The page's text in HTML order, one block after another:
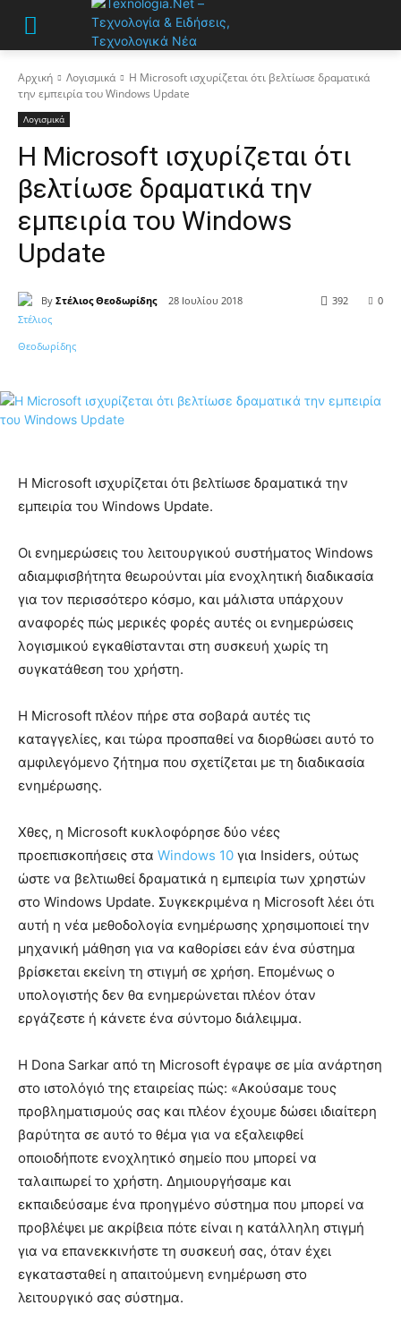
Αρχική Λογισμικά
Η Microsoft ισχυρίζεται ότι βελτίωσε δραματικά
την εμπειρία του Windows Update
Λογισμικά
Η Microsoft ισχυρίζεται ότι
βελτίωσε δραματικά την
εμπειρία του Windows
Update
By Στέλιος Θεοδωρίδης 28 Ιουλίου 2018 0
392
Η Microsoft ισχυρίζεται ότι βελτίωσε δραματικά την
εμπειρία του Windows Update.
Οι ενημερώσεις του λειτουργικού συστήματος Windows
αδιαμφισβήτητα θεωρούνται μία ενοχλητική διαδικασία
για τον περισσότερο κόσμο, και μάλιστα υπάρχουν
αναφορές πώς μερικές φορές αυτές οι ενημερώσεις
λογισμικού εγκαθίστανται στη συσκευή χωρίς τη
συγκατάθεση του χρήστη.
Η Microsoft πλέον πήρε στα σοβαρά αυτές τις
καταγγελίες, και τώρα προσπαθεί να διορθώσει αυτό το
αμφιλεγόμενο ζήτημα που σχετίζεται με τη διαδικασία
ενημέρωσης.
Χθες, η Microsoft κυκλοφόρησε δύο νέες
προεπισκοπήσεις στα Windows 10 για Insiders, ούτως
ώστε να βελτιωθεί δραματικά η εμπειρία των χρηστών
στο Windows Update. Συγκεκριμένα η Microsoft λέει ότι
αυτή η νέα μεθοδολογία ενημέρωσης χρησιμοποιεί την
μηχανική μάθηση για να καθορίσει εάν ένα σύστημα
βρίσκεται εκείνη τη στιγμή σε χρήση. Επομένως ο
υπολογιστής δεν θα ενημερώνεται πλέον όταν
εργάζεστε ή κάνετε ένα σύντομο διάλειμμα.
Η Dona Sarkar από τη Microsoft έγραψε σε μία ανάρτηση
στο ιστολόγιό της εταιρείας πώς: «Aκούσαμε τους
προβληματισμούς σας και πλέον έχουμε δώσει ιδιαίτερη
βαρύτητα σε αυτό το θέμα για να εξαλειφθεί
οποιοδήποτε ενοχλητικό σημείο που μπορεί να
ταλαιπωρεί το χρήστη. Δημιουργήσαμε και
εκπαιδεύσαμε ένα προηγμένο σύστημα που μπορεί να
προβλέψει με ακρίβεια πότε είναι η κατάλληλη στιγμή
για να επανεκκινήστε τη συσκευή σας, όταν έχει
εγκατασταθεί η απαιτούμενη ενημέρωση στο
λειτουργικό σας σύστημα.